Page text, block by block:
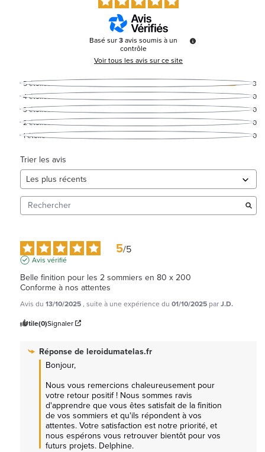
Basé sur3 avis soumis à un
contrôle
Voir tous les avis sur ce site
5étoiles
3
4étoiles
0
3étoiles
0
2étoiles
0
1étoile 0
Trier les avis
5/5
Avis vérifié
Belle finition pour les 2 sommiers en 80 x 200
Conforme à nos attentes
Avis du 13/10/2025, suite à une expérience du 01/10/2025 parJ.D.
Utile(0)Signaler
Réponse de leroidumatelas.fr
Bonjour,
Nous vous remercions chaleureusement pour
votre retour positif ! Nous sommes ravis
d'apprendre que vous êtes satisfait de la finition
de vos sommiers et qu'ils répondent à vos
attentes. Votre satisfaction est notre priorité, et
nous espérons vous retrouver bientôt pour vos
futurs projets. Delphine.